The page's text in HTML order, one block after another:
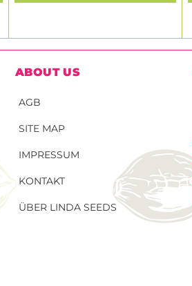
ABOUT US
AGB
SITE MAP
IMPRESSUM
KONTAKT
ÜBER LINDA SEEDS